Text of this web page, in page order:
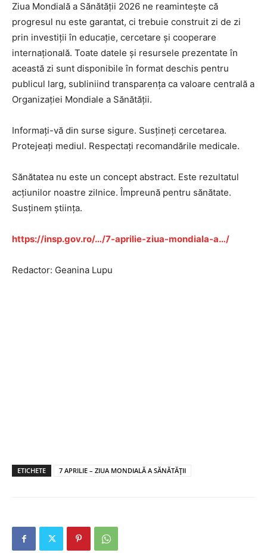
Ziua Mondială a Sănătății 2026 ne reamintește că
progresul nu este garantat, ci trebuie construit zi de zi
prin investiții în educație, cercetare și cooperare
internațională. Toate datele și resursele prezentate în
această zi sunt disponibile în format deschis pentru
publicul larg, subliniind transparența ca valoare centrală a
Organizației Mondiale a Sănătății.
Informați-vă din surse sigure. Susțineți cercetarea.
Protejeați mediul. Respectați recomandările medicale.
Sănătatea nu este un concept abstract. Este rezultatul
acțiunilor noastre zilnice. Împreună pentru sănătate.
Susținem știința.
https://insp.gov.ro/…/7-aprilie-ziua-mondiala-a…/
Redactor: Geanina Lupu
ETICHETE 7 APRILIE – ZIUA MONDIALĂ A SĂNĂTĂȚII